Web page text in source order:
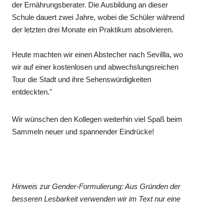
der Ernährungsberater. Die Ausbildung an dieser
Schule dauert zwei Jahre, wobei die Schüler während
der letzten drei Monate ein Praktikum absolvieren.
Heute machten wir einen Abstecher nach Sevillla, wo
wir auf einer kostenlosen und abwechslungsreichen
Tour die Stadt und ihre Sehenswürdigkeiten
entdeckten."
Wir wünschen den Kollegen weiterhin viel Spaß beim
Sammeln neuer und spannender Eindrücke!
Hinweis zur Gender-Formulierung: Aus Gründen der
besseren Lesbarkeit verwenden wir im Text nur eine